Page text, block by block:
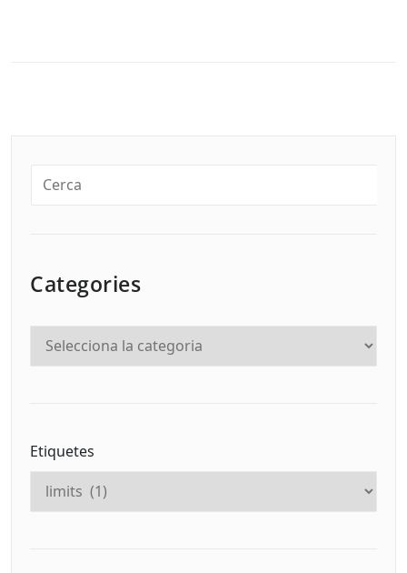
Categories
Etiquetes